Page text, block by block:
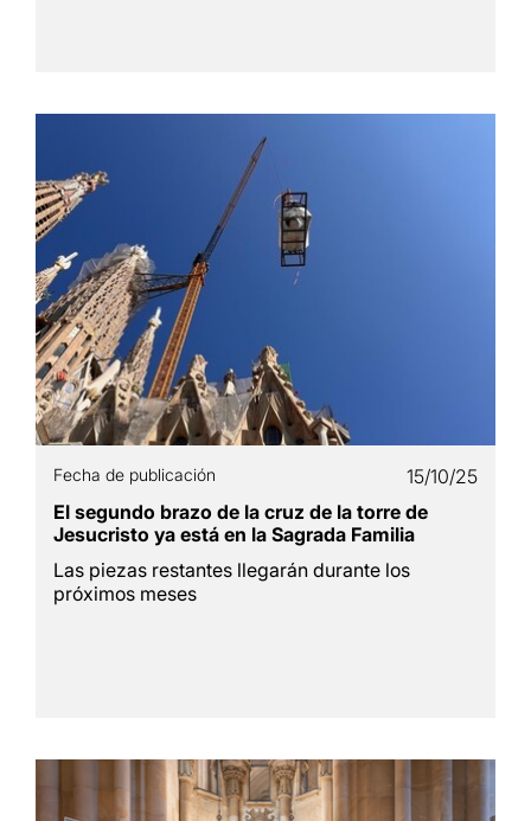
Fecha de publicación
15/10/25
El segundo brazo de la cruz de la torre de
Jesucristo ya está en la Sagrada Familia
Las piezas restantes llegarán durante los
próximos meses